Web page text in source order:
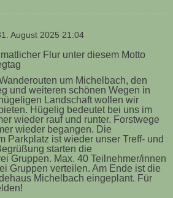
August 2025 21:04
Flur unter diesem Motto
um Michelbach, den
und weiteren schönen Wegen in
Landschaft wollen wir
Hügelig bedeutet bei uns im
wieder rauf und runter. Forstwege
wieder begangen. Die
Parkplatz ist wieder unser Treff- und
starten die
Gruppen. Max. 40 Teilnehmer/innen
Gruppen verteilen. Am Ende ist die
Michelbach eingeplant. Für